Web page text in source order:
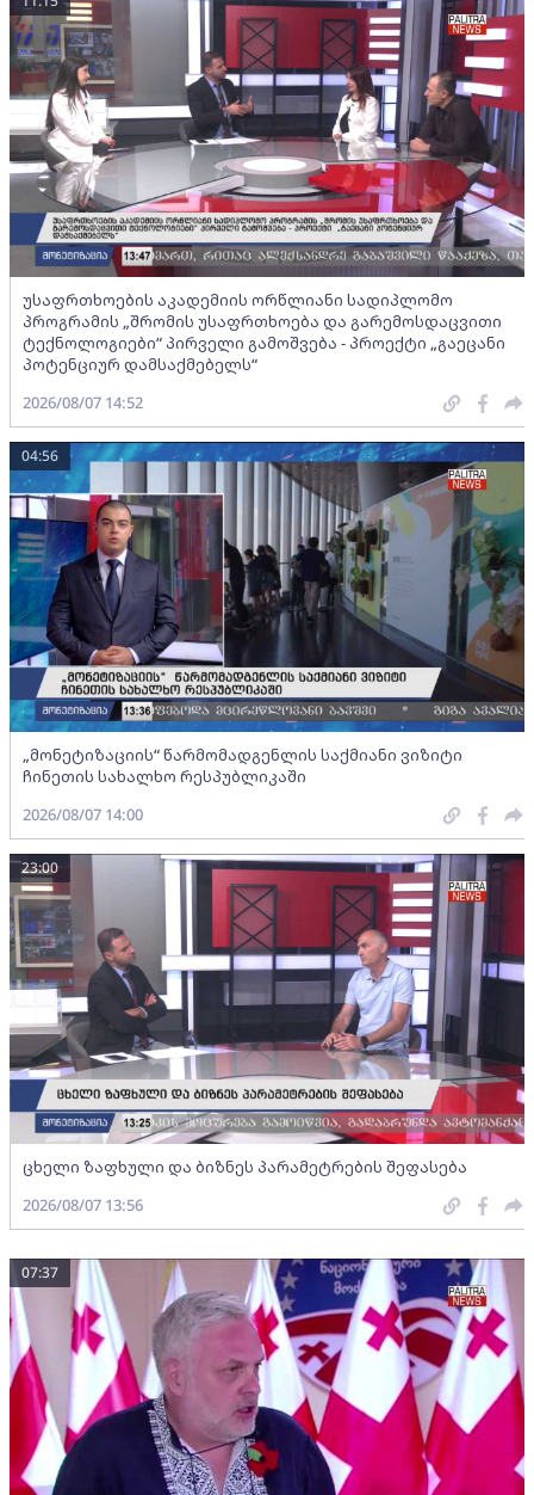
უსაფრთხოების აკადემიის ორწლიანი სადიპლომო
პროგრამის „შრომის უსაფრთხოება და გარემოსდაცვითი
ტექნოლოგიები“ პირველი გამოშვება - პროექტი „გაეცანი
პოტენციურ დამსაქმებელს“
2026/08/07 14:52
„მონეტიზაციის“ წარმომადგენლის საქმიანი ვიზიტი
ჩინეთის სახალხო რესპუბლიკაში
04:56
2026/08/07 14:00
ცხელი ზაფხული და ბიზნეს პარამეტრების შეფასება
23:00
2026/08/07 13:56
07:37